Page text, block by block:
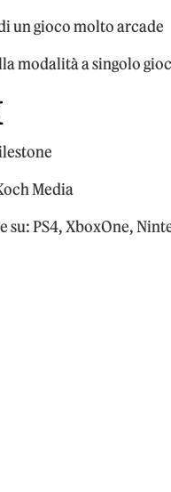
un gioco molto arcade
modalità a singolo
Media
su: PS4, XboxOne,